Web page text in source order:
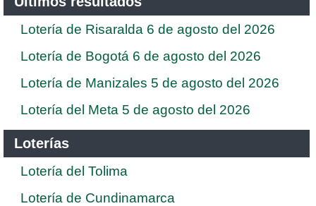
Lotería de Risaralda 6 de agosto del 2026
Lotería de Bogotá 6 de agosto del 2026
Lotería de Manizales 5 de agosto del 2026
Lotería del Meta 5 de agosto del 2026
Loterías
Lotería del Tolima
Lotería de Cundinamarca